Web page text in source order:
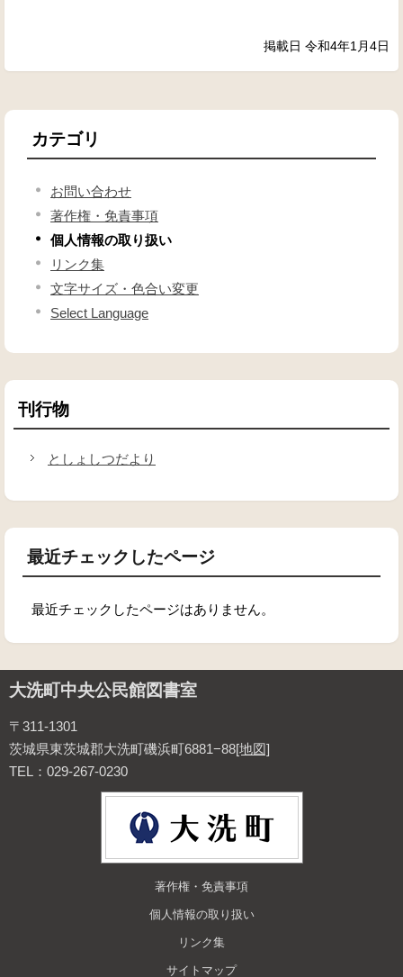
掲載日 令和4年1月4日
カテゴリ
お問い合わせ
著作権・免責事項
個人情報の取り扱い
リンク集
文字サイズ・色合い変更
Select Language
刊行物
としょしつだより
最近チェックしたページ
最近チェックしたページはありません。
大洗町中央公民館図書室
〒311-1301
茨城県東茨城郡大洗町磯浜町6881−88[地図]
TEL：029-267-0230
著作権・免責事項
個人情報の取り扱い
リンク集
サイトマップ